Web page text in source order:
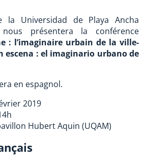
la Universidad de Playa Ancha
nous présentera la conférence
: l’imaginaire urbain de la ville-
escena : el imaginario urbano de
en espagnol.
2019
Hubert Aquin (UQAM)